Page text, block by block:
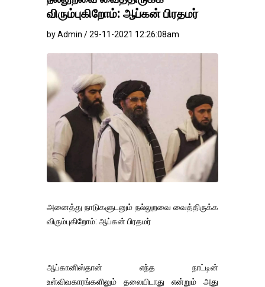
விரும்புகிறோம்: ஆப்கன் பிரதமர்
by Admin / 29-11-2021 12:26:08am
அனைத்து நாடுகளுடனும் நல்லுறவை வைத்திருக்க
விரும்புகிறோம்: ஆப்கன் பிரதமர்
ஆப்கானிஸ்தான் எந்த நாட்டின்
உள்விவகாரங்களிலும் தலையிடாது என்றும் அது